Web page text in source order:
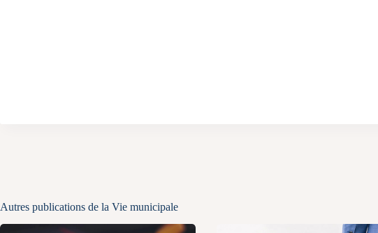
Autres publications de la Vie municipale